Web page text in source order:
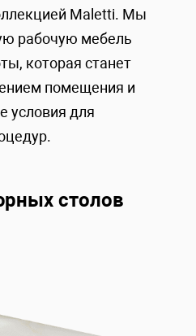
Maletti. Мы
рабочую мебель
которая станет
помещения и
условия для
столов